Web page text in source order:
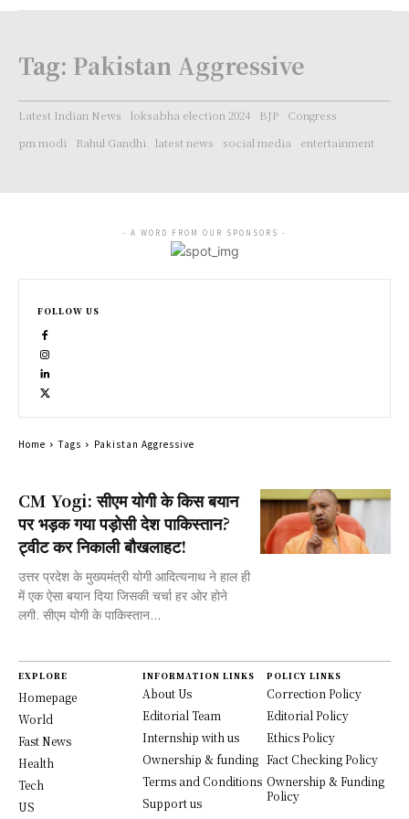
Tag: Pakistan Aggressive
Latest Indian News loksabha election 2024 BJP
Congress
pm modi
Rahul Gandhi latest news social media entertainment
CM Yogi: सीएम योगी के किस बयान
पर भड़क गया पड़ोसी देश पाकिस्तान?
ट्वीट कर निकाली बौखलाहट!
उत्तर प्रदेश के मुख्यमंत्री योगी आदित्यनाथ ने हाल ही
में एक ऐसा बयान दिया जिसकी चर्चा हर ओर होने
लगी. सीएम योगी के पाकिस्तान...
- A WORD FROM OUR SPONSORS -
FOLLOW US
Home Tags Pakistan Aggressive
EXPLORE
Homepage
World
Fast News
Health
Tech
US
INFORMATION LINKS
About Us
Editorial Team
Internship with us
Ownership & funding
Terms and Conditions
Support us
POLICY LINKS
Correction Policy
Editorial Policy
Ethics Policy
Fact Checking Policy
Ownership & Funding
Policy